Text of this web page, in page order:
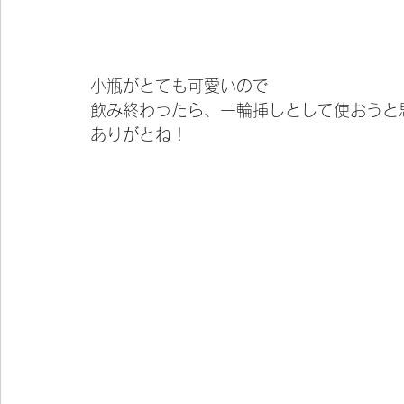
小瓶がとても可愛いので
飲み終わったら、一輪挿しとして使おうと
ありがとね！